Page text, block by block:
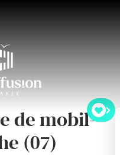
de mobil-
(07)